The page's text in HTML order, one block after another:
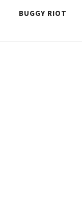
BUGGY RIOT